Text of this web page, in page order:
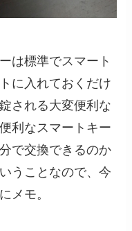
は標準でスマート
に入れておくだけ
される大変便利な
利なスマートキー
で交換できるのか
うことなので、今
メモ。